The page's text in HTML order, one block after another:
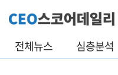
전체뉴스 심층분석